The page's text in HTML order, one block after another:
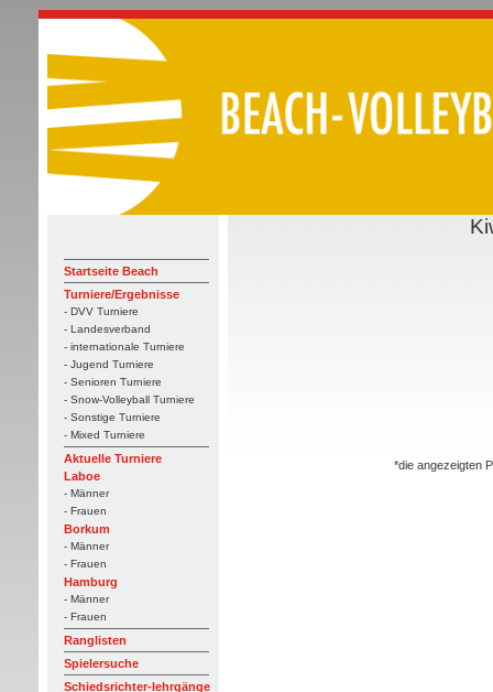
Startseite Beach
Turniere/Ergebnisse
- DVV Turniere
- Landesverband
- internationale Turniere
- Jugend Turniere
- Senioren Turniere
- Snow-Volleyball Turniere
- Sonstige Turniere
- Mixed Turniere
Aktuelle Turniere
Laboe
- Männer
- Frauen
Borkum
- Männer
- Frauen
Hamburg
- Männer
- Frauen
Ranglisten
Spielersuche
Schiedsrichter-lehrgänge
*die angezeigten